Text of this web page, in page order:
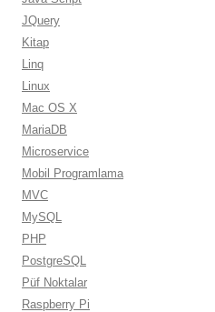
JQuery
Kitap
Linq
Linux
Mac OS X
MariaDB
Microservice
Mobil Programlama
MVC
MySQL
PHP
PostgreSQL
Püf Noktalar
Raspberry Pi